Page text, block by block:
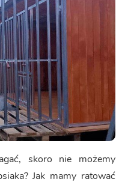
skoro nie możemy
Jak mamy ratować